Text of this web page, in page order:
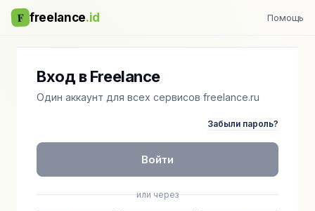
F freelance.id Помощь
Вход в Freelance
Один аккаунт для всех сервисов freelance.ru
Забыли пароль?
Войти
или через